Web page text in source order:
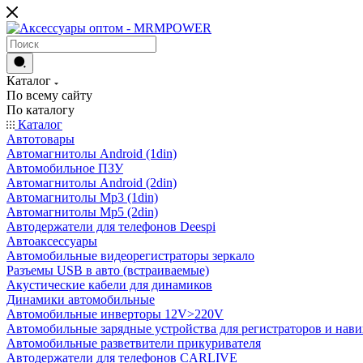
Каталог
По всему сайту
По каталогу
Каталог
Автотовары
Автомагнитолы Android (1din)
Автомобильное ПЗУ
Автомагнитолы Android (2din)
Автомагнитолы Mp3 (1din)
Автомагнитолы Mp5 (2din)
Автодержатели для телефонов Deespi
Автоаксессуары
Автомобильные видеорегистраторы зеркало
Разъемы USB в авто (встраиваемые)
Акустические кабели для динамиков
Динамики автомобильные
Автомобильные инверторы 12V>220V
Автомобильные зарядные устройства для регистраторов и
Автомобильные разветвители прикуривателя
Автодержатели для телефонов CARLIVE